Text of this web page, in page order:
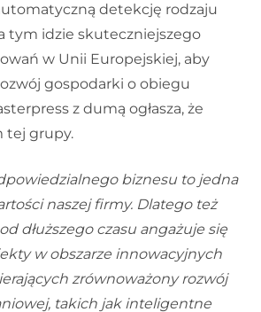
detekcję rodzaju
tym idzie skuteczniejszego
w Unii Europejskiej, aby
gospodarki o obiegu
z dumą ogłasza, że
tej grupy.
biznesu to jedna
naszej firmy. Dlatego też
dłuższego czasu angażuje się
w obszarze innowacyjnych
zrównoważony rozwój
takich jak inteligentne